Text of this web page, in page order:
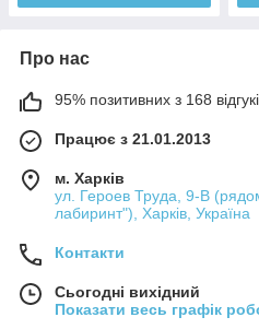
Про нас
95% позитивних з 168
Працює з 21.01.2013
м. Харків
ул. Героев Труда, 9-В
лабиринт"), Харків, Україна
Контакти
Сьогодні вихідний
Показати весь графік